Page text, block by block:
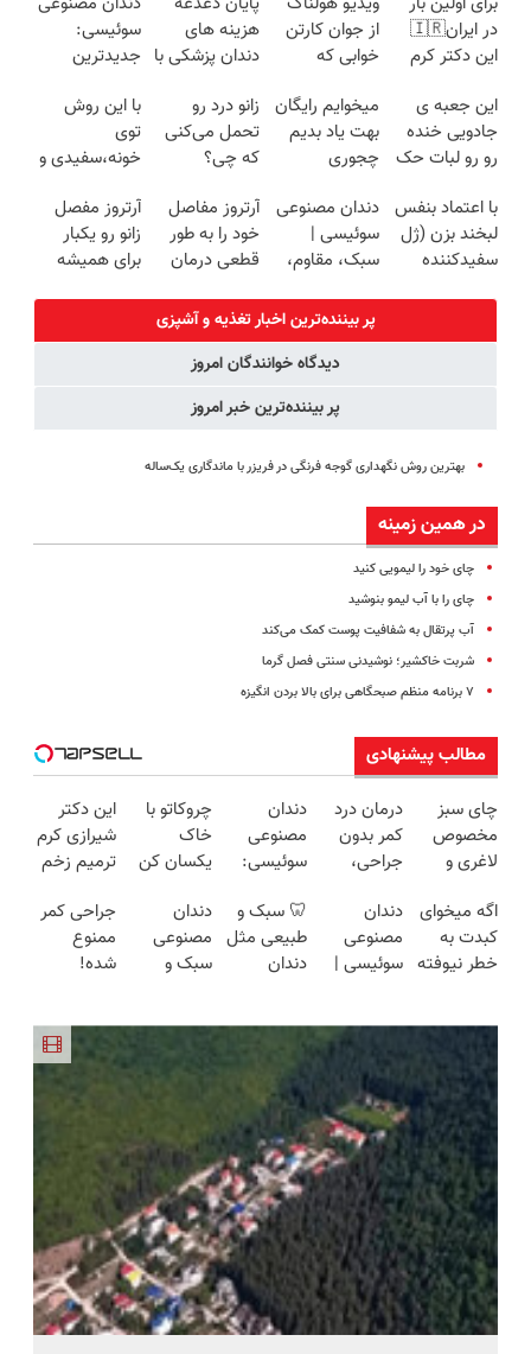
در ایران🇮🇷
این دکتر کرم
روزه ساخت!
از جوان کارتن
خوابی که
آموزش رایگان
هزینه های
دندان پزشکی با
کننده خانگی
سوئیسی:
جدیدترین
سبک و مقاوم |
پرداخت قسطی
این جعبه ی
جادویی خنده
رو رو لبات حک
خرید40%تخفیف
میخوایم رایگان
بهت یاد بدیم
چجوری
نداری امتحانش
مجانیه
زانو درد رو
تحمل می‌کنی
که چی؟
همین‌جاست!
با این روش
توی
خونه،سفیدی و
برگردون
(40%off)
با اعتماد بنفس
لبخند بزن (ژل
سفیدکننده
دندان مصنوعی
سوئیسی |
سبک، مقاوم،
رایگان+پرداخت
اقساطی😍
آرتروز مفاصل
خود را به طور
قطعی درمان
◗پرسش‌نامه◖
آرتروز مفصل
زانو رو یکبار
برای همیشه
پر بیننده‌ترین اخبار تغذیه و آشپزی
دیدگاه خوانندگان امروز
پر بیننده‌ترین خبر امروز
بهترین روش نگهداری گوجه فرنگی در فریزر با ماندگاری یک‌ساله
در همین زمینه
چای خود را لیمویی کنید
چای را با آب لیمو بنوشید
آب پرتقال به شفافیت پوست کمک می‌کند
شربت خاکشیر؛ نوشیدنی سنتی فصل گرما
۷ برنامه منظم صبحگاهی برای بالا بردن انگیزه
مطالب پیشنهادی
چای سبز
مخصوص
لاغری و
تا امشب)
درمان درد
کمر بدون
جراحی،
پرسش‌نامه
رو پر کن ▶
دندان
مصنوعی
سوئیسی:
فناوری
اروپا، سبک
و مقاوم |
قسطی
چروکاتو با
خاک
یکسان کن
خانگی+آسان+به
صرفه)
این دکتر
شیرازی کرم
ترمیم زخم
ساخت!!!
اگه میخوای
کبدت به
خطر نیوفته
فراموش
نکن😨
دندان
مصنوعی
سوئیسی |
طبیعی!
ویزیت
رایگان+پرداخت
اقساطی😍
🦷 سبک و
طبیعی مثل
دندان
اقساطی 💳
📍 تهران
دندان
مصنوعی
سبک و
پرداخت
اقساطی هم
جراحی کمر
ممنوع
شده!
منزل درمان
کنی؟
((پرسش‌نامه))